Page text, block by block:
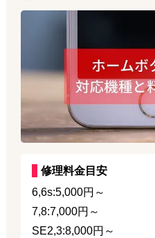
修理料金目安
6,6s:5,000円～
7,8:7,000円～
SE2,3:8,000円～